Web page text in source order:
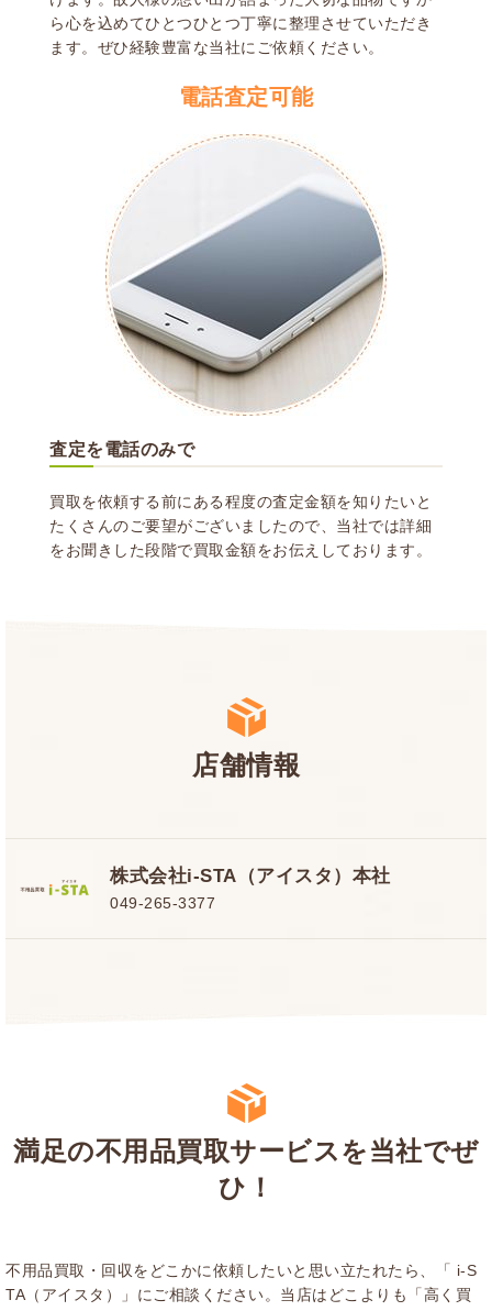
ら心を込めてひとつひとつ丁寧に整理させていただき
ます。 ぜひ経験豊富な当社にご依頼ください。
電話査定可能
査定を電話のみで
買取を依頼する前にある程度の査定金額を知りたいと
たくさんのご要望がございましたので、当社では詳細
をお聞きした段階で買取金額をお伝えしております。
店舗情報
株式会社i-STA（アイスタ）本社
049-265-3377
満足の不用品買取サービスを当社でぜ
ひ！
不用品買取・回収をどこかに依頼したいと思い立たれたら、「 i-S
TA（アイスタ）」にご相談ください。当店はどこよりも「高く買